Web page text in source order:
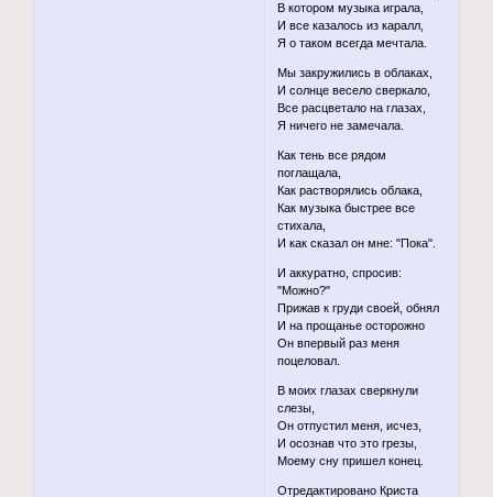
В котором музыка играла,
И все казалось из каралл,
Я о таком всегда мечтала.
Мы закружились в облаках,
И солнце весело сверкало,
Все расцветало на глазах,
Я ничего не замечала.
Как тень все рядом
поглащала,
Как растворялись облака,
Как музыка быстрее все
стихала,
И как сказал он мне: "Пока".
И аккуратно, спросив:
"Можно?"
Прижав к груди своей, обнял
И на прощанье осторожно
Он впервый раз меня
поцеловал.
В моих глазах сверкнули
слезы,
Он отпустил меня, исчез,
И осознав что это грезы,
Моему сну пришел конец.
Отредактировано Криста